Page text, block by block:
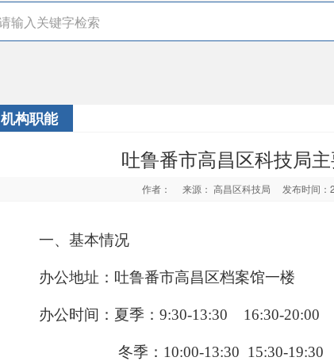
机构职能
吐鲁番市高昌区科技局
作者： 来源： 高昌区科技局 发布时间
一、基本情况
办公地址： 吐鲁番市高昌区档案馆一楼
办公时间：夏季：9:30-13:30 16:30-20:00
冬季： 10:00-13:30 15:30-19:30